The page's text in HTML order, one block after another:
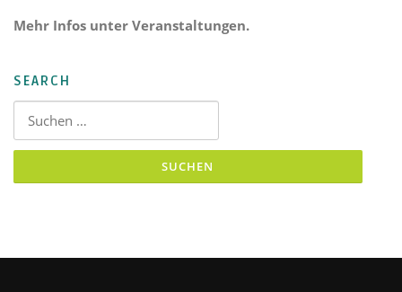
Mehr Infos unter Veranstaltungen.
SEARCH
Suchen nach: